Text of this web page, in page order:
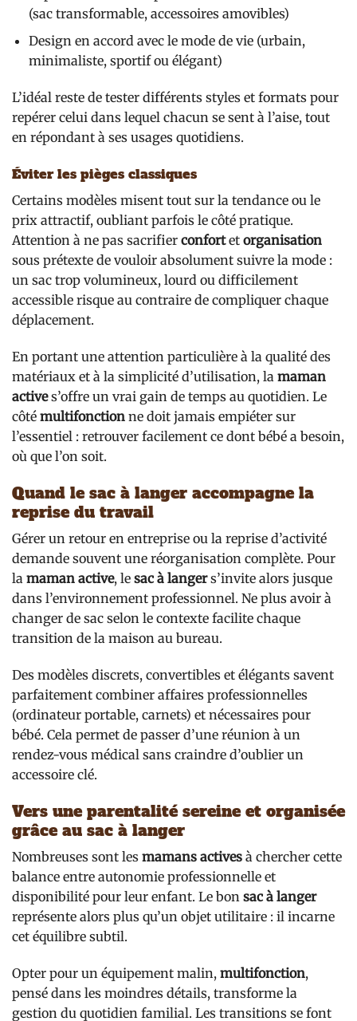
(sac transformable, accessoires amovibles)
Design en accord avec le mode de vie (urbain,
minimaliste, sportif ou élégant)
L’idéal reste de tester différents styles et formats pour
repérer celui dans lequel chacun se sent à l’aise, tout
en répondant à ses usages quotidiens.
Éviter les pièges classiques
Certains modèles misent tout sur la tendance ou le
prix attractif, oubliant parfois le côté pratique.
Attention à ne pas sacrifier confortet organisation
sous prétexte de vouloir absolument suivre la mode :
un sac trop volumineux, lourd ou difficilement
accessible risque au contraire de compliquer chaque
déplacement.
En portant une attention particulière à la qualité des
matériaux et à la simplicité d’utilisation, la maman
actives’offre un vrai gain de temps au quotidien. Le
côté multifonction ne doit jamais empiéter sur
l’essentiel : retrouver facilement ce dont bébé a besoin,
où que l’on soit.
Quand le sac à langer accompagne la
reprise du travail
Gérer un retour en entreprise ou la reprise d’activité
demande souvent une réorganisation complète. Pour
la maman active, le sac à langers’invite alors jusque
dans l’environnement professionnel. Ne plus avoir à
changer de sac selon le contexte facilite chaque
transition de la maison au bureau.
Des modèles discrets, convertibles et élégants savent
parfaitement combiner affaires professionnelles
(ordinateur portable, carnets) et nécessaires pour
bébé. Cela permet de passer d’une réunion à un
rendez-vous médical sans craindre d’oublier un
accessoire clé.
Vers une parentalité sereine et organisée
grâce au sac à langer
Nombreuses sont les mamans actives à chercher cette
balance entre autonomie professionnelle et
disponibilité pour leur enfant. Le bon sac à langer
représente alors plus qu’un objet utilitaire : il incarne
cet équilibre subtil.
Opter pour un équipement malin, multifonction,
pensé dans les moindres détails, transforme la
gestion du quotidien familial. Les transitions se font